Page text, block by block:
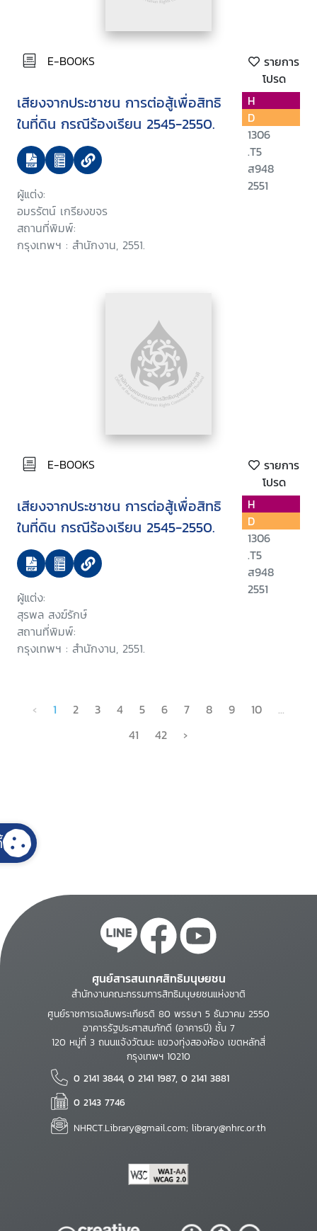
E-BOOKS
รายการ
โปรด
เสียงจากประชาชน การต่อสู้เพื่อสิทธิ
ในที่ดิน กรณีร้องเรียน 2545-2550.
ผู้แต่ง:
อมรรัตน์ เกรียงขจร
สถานที่พิมพ์:
กรุงเทพฯ : สำนักงาน, 2551.
H
D
1306
.T5
ส948
2551
E-BOOKS
รายการ
โปรด
เสียงจากประชาชน การต่อสู้เพื่อสิทธิ
ในที่ดิน กรณีร้องเรียน 2545-2550.
ผู้แต่ง:
สุรพล สงฆ์รักษ์
สถานที่พิมพ์:
กรุงเทพฯ : สำนักงาน, 2551.
H
D
1306
.T5
ส948
2551
‹ 1 2 3 4 5 6 7 8 9 10
...
41
42 ›
ศูนย์สารสนเทศสิทธิมนุษยชน
สำนักงานคณะกรรมการสิทธิมนุษยชนแห่งชาติ
ศูนย์ราชการเฉลิมพระเกียรติ 80 พรรษา 5 ธันวาคม 2550
อาคารรัฐประศาสนภักดี (อาคารบี) ชั้น 7
120 หมู่ที่ 3 ถนนแจ้งวัฒนะ แขวงทุ่งสองห้อง เขตหลักสี่
กรุงเทพฯ 10210
0 2141 3844, 0 2141 1987, 0 2141 3881
0 2143 7746
NHRCT.Library@gmail.com; library@nhrc.or.th